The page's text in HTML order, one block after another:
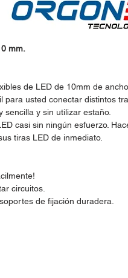
mm.
de LED de 10mm de
para usted conectar distintos
y sin utilizar estaño.
casi sin ningún esfuerzo.
tiras LED de inmediato.
circuitos.
de fijación duradera.